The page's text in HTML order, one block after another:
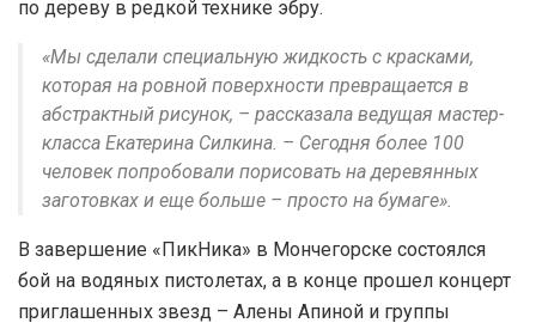
по дереву в редкой технике эбру.
«Мы сделали специальную жидкость с красками,
которая на ровной поверхности превращается в
абстрактный рисунок, – рассказала ведущая мастер-
класса Екатерина Силкина. – Сегодня более 100
человек попробовали порисовать на деревянных
заготовках и еще больше – просто на бумаге».
В завершение «ПикНика» в Мончегорске состоялся
бой на водяных пистолетах, а в конце прошел концерт
приглашенных звезд – Алены Апиной и группы